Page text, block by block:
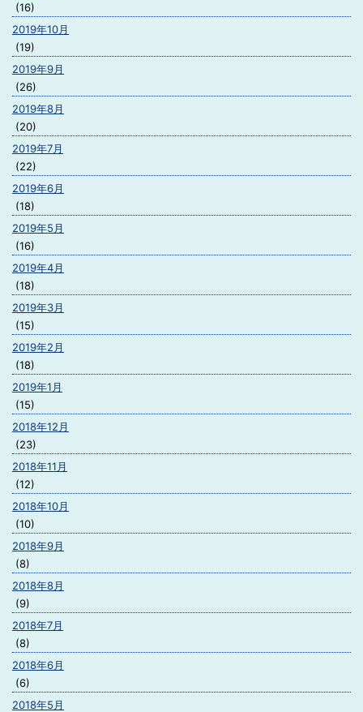
(16)
2019年10月
(19)
2019年9月
(26)
2019年8月
(20)
2019年7月
(22)
2019年6月
(18)
2019年5月
(16)
2019年4月
(18)
2019年3月
(15)
2019年2月
(18)
2019年1月
(15)
2018年12月
(23)
2018年11月
(12)
2018年10月
(10)
2018年9月
(8)
2018年8月
(9)
2018年7月
(8)
2018年6月
(6)
2018年5月